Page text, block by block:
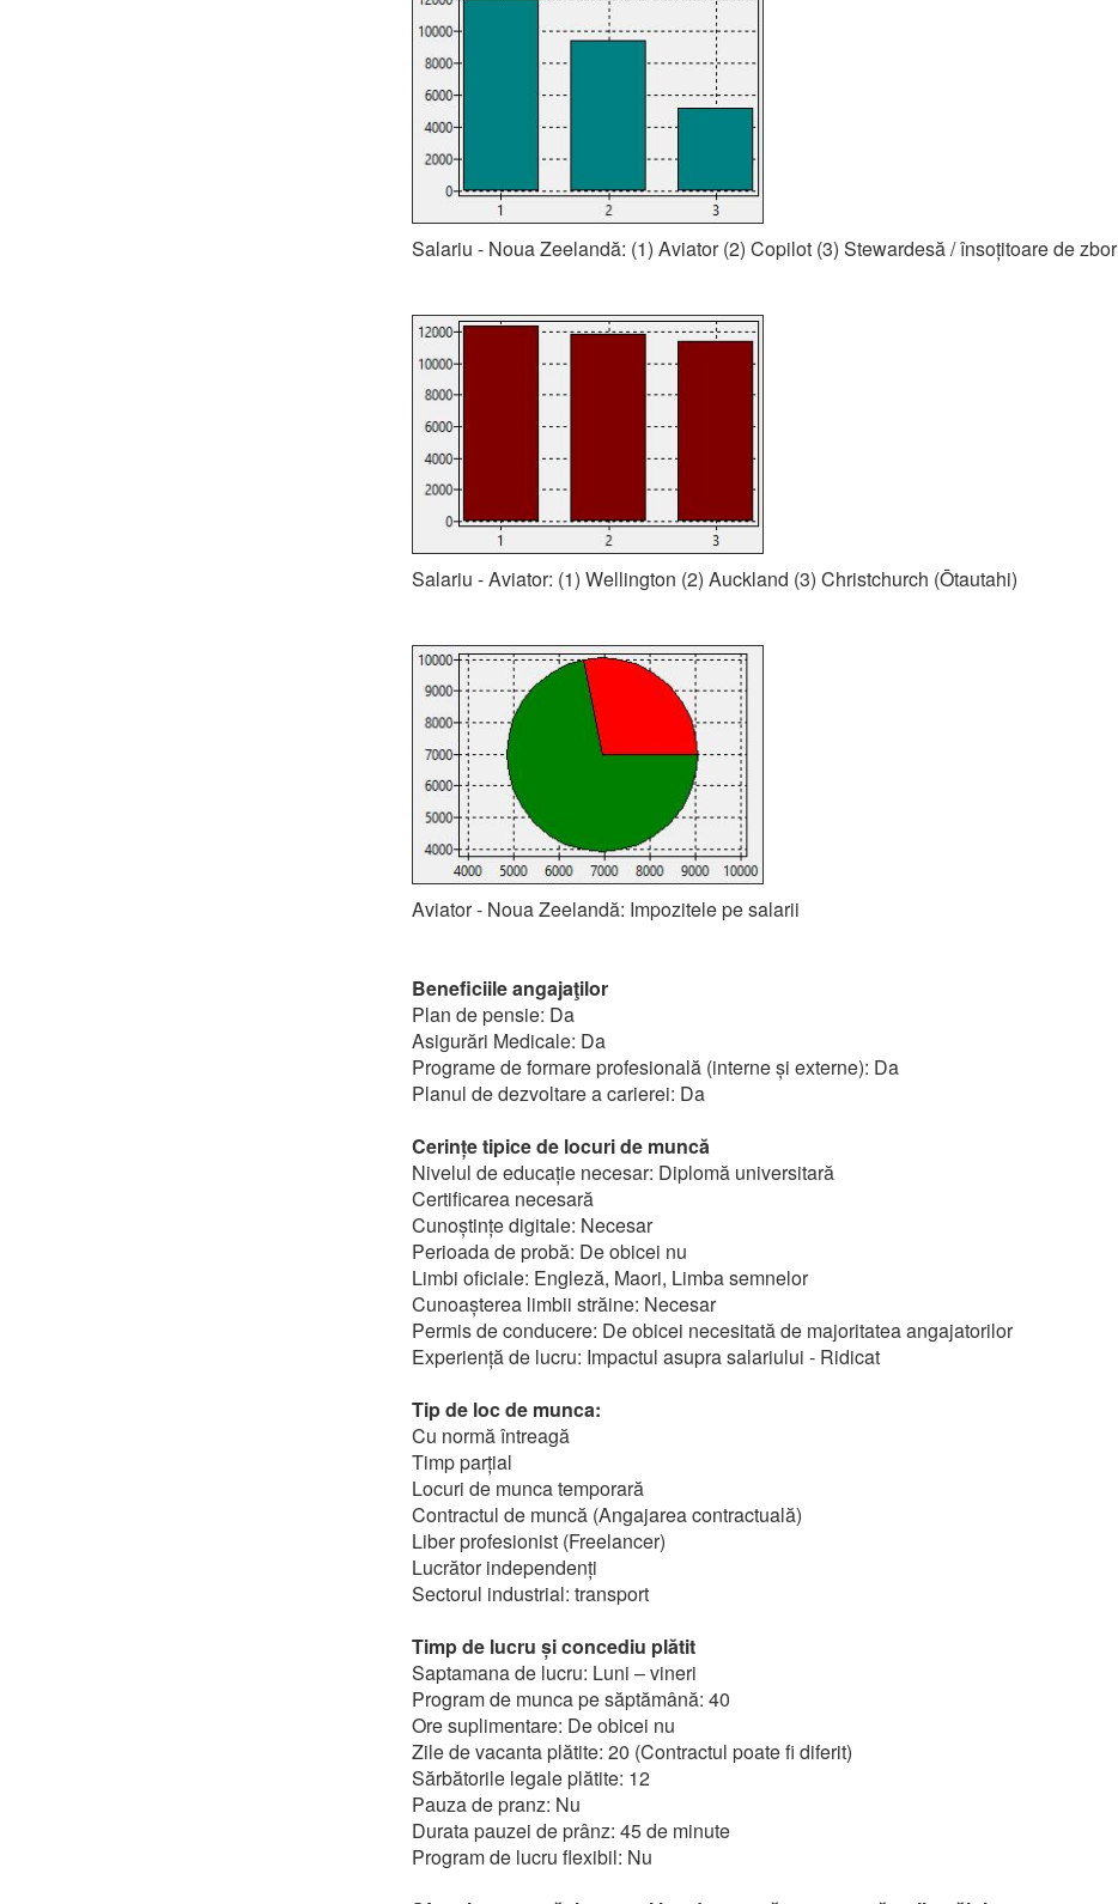
Salariu - Noua Zeelandă: (1) Aviator (2) Copilot (3) Stewardesă / însoțitoare de zbor
Salariu - Aviator: (1) Wellington (2) Auckland (3) Christchurch (Ōtautahi)
Aviator - Noua Zeelandă: Impozitele pe salarii
Beneficiile angajaţilor
Plan de pensie: Da
Asigurări Medicale: Da
Programe de formare profesională (interne și externe): Da
Planul de dezvoltare a carierei: Da
Cerințe tipice de locuri de muncă
Nivelul de educație necesar: Diplomă universitară
Certificarea necesară
Cunoștințe digitale: Necesar
Perioada de probă: De obicei nu
Limbi oficiale: Engleză, Maori, Limba semnelor
Cunoașterea limbii străine: Necesar
Permis de conducere: De obicei necesitată de majoritatea angajatorilor
Experiență de lucru: Impactul asupra salariului - Ridicat
Tip de loc de munca:
Cu normă întreagă
Timp parțial
Locuri de munca temporară
Contractul de muncă (Angajarea contractuală)
Liber profesionist (Freelancer)
Lucrător independenți
Sectorul industrial: transport
Timp de lucru și concediu plătit
Saptamana de lucru: Luni – vineri
Program de munca pe săptămână: 40
Ore suplimentare: De obicei nu
Zile de vacanta plătite: 20 (Contractul poate fi diferit)
Sărbătorile legale plătite: 12
Pauza de pranz: Nu
Durata pauzei de prânz: 45 de minute
Program de lucru flexibil: Nu